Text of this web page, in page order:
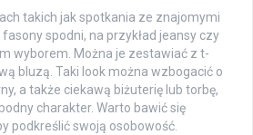
takich jak spotkania ze znajomymi
spodni, na przykład jeansy czy
wyborem. Można je zestawiać z t-
bluzą. Taki look można wzbogacić o
a także ciekawą biżuterię lub torbę,
charakter. Warto bawić się
podkreślić swoją osobowość.